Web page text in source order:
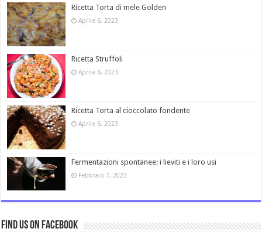
Ricetta Torta di mele Golden
Aprile 6, 2023
Ricetta Struffoli
Aprile 6, 2023
Ricetta Torta al cioccolato fondente
Aprile 6, 2023
Fermentazioni spontanee: i lieviti e i loro usi
Febbraio 7, 2023
Find us on Facebook